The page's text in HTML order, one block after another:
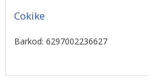
Cokike
Barkod: 6297002236627